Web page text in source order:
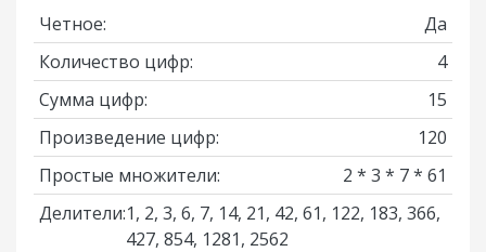
Четное:
Да
Количество цифр:
4
Сумма цифр:
15
Произведение цифр:
120
Простые множители:
2 * 3 * 7 * 61
Делители:1, 2, 3, 6, 7, 14, 21, 42, 61, 122, 183, 366,
427, 854, 1281, 2562